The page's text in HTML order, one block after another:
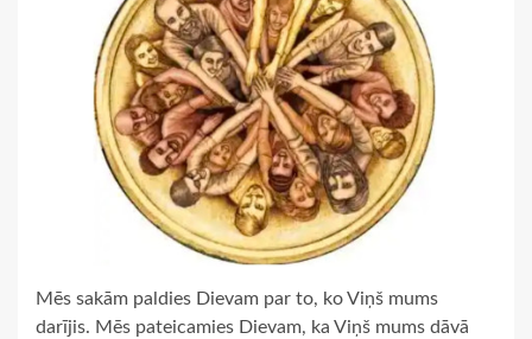
Mēs sakām paldies Dievam par to, ko Viņš mums
darījis. Mēs pateicamies Dievam, ka Viņš mums dāvā